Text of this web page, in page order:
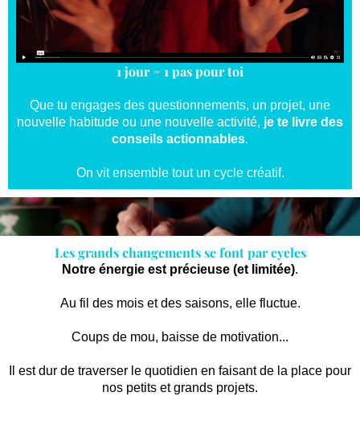
1 jour = 1 pas pour toi
Que tu engages des questionnements, un projet, une
nouvelle habitude ou une nouvelle activité, je te livre des
conseils actionnables.
On vit ensemble tout un cycle créatif.
Les grands changements se font par cycles
Notre énergie est précieuse (et limitée).
Au fil des mois et des saisons, elle fluctue.
Coups de mou, baisse de motivation...
Il est dur de traverser le quotidien en faisant de la place pour
nos petits et grands projets.